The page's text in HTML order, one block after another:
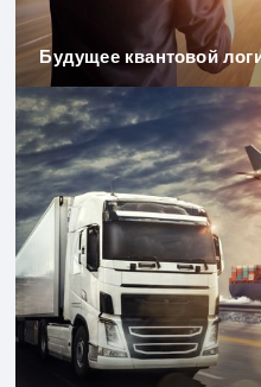
Будущее квантовой